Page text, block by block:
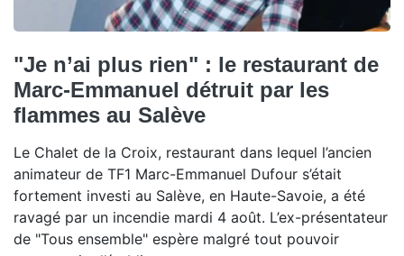
"Je n’ai plus rien" : le restaurant de
Marc-Emmanuel détruit par les
flammes au Salève
Le Chalet de la Croix, restaurant dans lequel l’ancien
animateur de TF1 Marc-Emmanuel Dufour s’était
fortement investi au Salève, en Haute-Savoie, a été
ravagé par un incendie mardi 4 août. L’ex-présentateur
de "Tous ensemble" espère malgré tout pouvoir